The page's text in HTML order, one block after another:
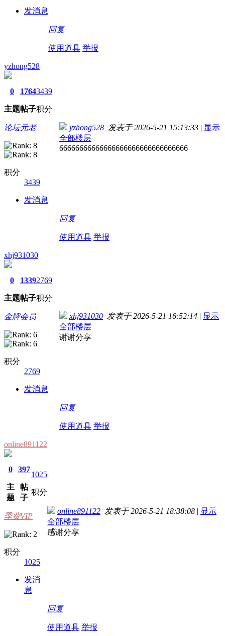
发消息
回复
使用道具 举报
yzhong528
0
主题
1764
帖子
3439
积分
论坛元老
积分
3439
发消息
yzhong528 发表于 2026-5-21 15:13:33 | 显示
全部楼层
66666666666666666666666666666666
回复
使用道具 举报
xhj931030
0
主题
1339
帖子
2769
积分
金牌会员
积分
2769
发消息
xhj931030 发表于 2026-5-21 16:52:14 | 显示
全部楼层
谢谢分享
回复
使用道具 举报
online891122
0
主
题
397
帖
子
1025
积分
季费VIP
积分
1025
发消
息
online891122 发表于 2026-5-21 18:38:08 | 显示
全部楼层
感谢分享
回复
使用道具 举报